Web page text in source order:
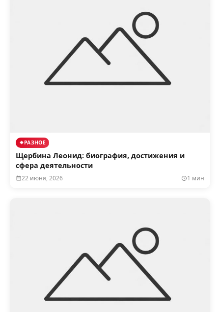
РАЗНОЕ
Щербина Леонид: биография, достижения и
сфера деятельности
22 июня, 2026 1 мин